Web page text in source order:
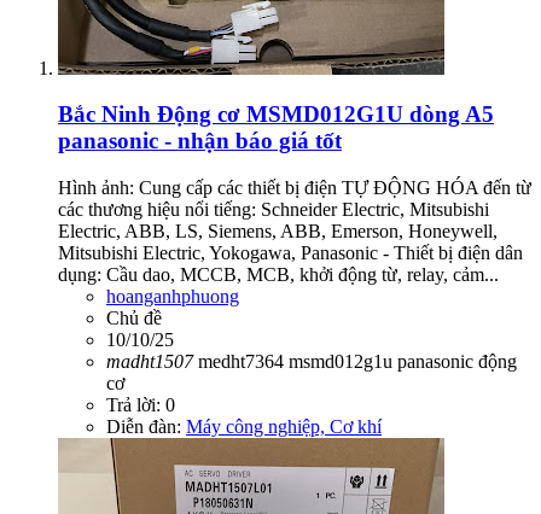
Bắc Ninh Động cơ MSMD012G1U dòng A5
panasonic - nhận báo giá tốt
Hình ảnh: Cung cấp các thiết bị điện TỰ ĐỘNG HÓA đến từ
các thương hiệu nổi tiếng: Schneider Electric, Mitsubishi
Electric, ABB, LS, Siemens, ABB, Emerson, Honeywell,
Mitsubishi Electric, Yokogawa, Panasonic - Thiết bị điện dân
dụng: Cầu dao, MCCB, MCB, khởi động từ, relay, cảm...
hoanganhphuong
Chủ đề
10/10/25
madht1507 medht7364 msmd012g1u panasonic động
cơ
Trả lời: 0
Diễn đàn: Máy công nghiệp, Cơ khí